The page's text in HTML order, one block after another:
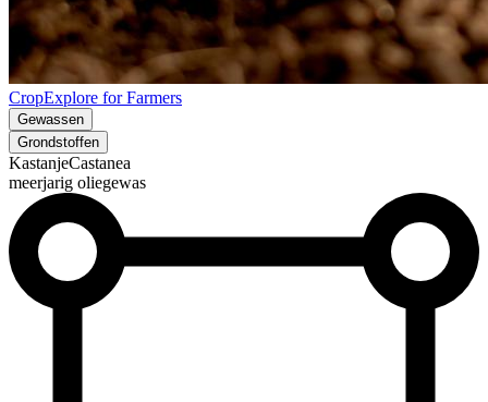
CropExplore for Farmers
Gewassen
Grondstoffen
KastanjeCastanea
meerjarig oliegewas